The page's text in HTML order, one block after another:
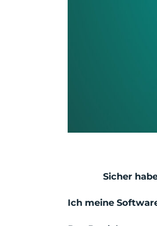
Sicher
Ich meine